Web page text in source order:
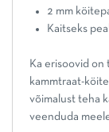
2 mm
Kaitseks
Ka erisoovid
kammtraat-
võimalust teha
veenduda